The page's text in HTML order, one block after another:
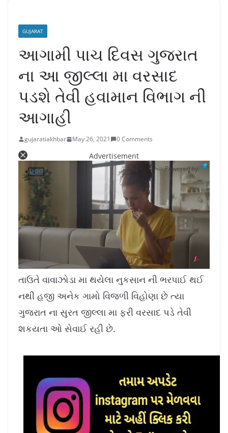
GUJARAT
આગામી પાચ દિવસ ગુજરાત
ના આ જીલ્લા મા વરસાદ
પડશે તેવી હવામાન વિભાગ ની
આગાહી
gujaratiakhbar May 26, 2021 0 Comments
Advertisement
Powered by:
n
u
t
d
e
:
1
7
%
તાઉતે વાવાઝોડા મા થયેલા નુકસાન ની ભરપાઈ થઈ
નથી હજી અનેક ગામો વિજળી વિહોણા છે ત્યા
ગુજરાત ના સુરત જીલ્લા મા ફરી વરસાદ પડે તેવી
શકયતા ઓ સેવાઈ રહી છે.